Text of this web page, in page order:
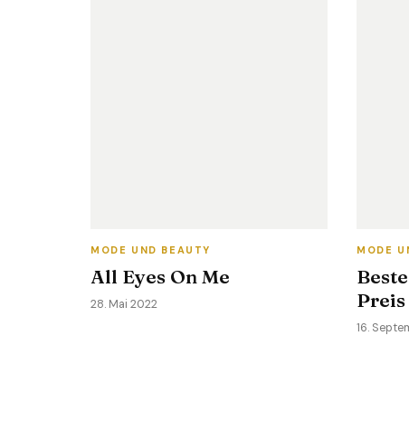
MODE UND BEAUTY
All Eyes On Me
28. Mai 2022
MODE
Preis
16.